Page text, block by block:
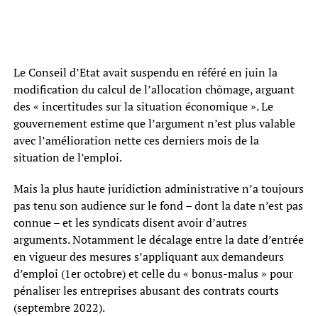
Le Conseil d’Etat avait suspendu en référé en juin la
modification du calcul de l’allocation chômage, arguant
des « incertitudes sur la situation économique ». Le
gouvernement estime que l’argument n’est plus valable
avec l’amélioration nette ces derniers mois de la
situation de l’emploi.
Mais la plus haute juridiction administrative n’a toujours
pas tenu son audience sur le fond – dont la date n’est pas
connue – et les syndicats disent avoir d’autres
arguments. Notamment le décalage entre la date d’entrée
en vigueur des mesures s’appliquant aux demandeurs
d’emploi (1er octobre) et celle du « bonus-malus » pour
pénaliser les entreprises abusant des contrats courts
(septembre 2022).